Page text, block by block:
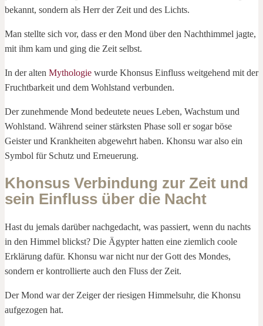
bekannt, sondern als Herr der Zeit und des Lichts.
Man stellte sich vor, dass er den Mond über den Nachthimmel jagte,
mit ihm kam und ging die Zeit selbst.
In der alten Mythologie wurde Khonsus Einfluss weitgehend mit der
Fruchtbarkeit und dem Wohlstand verbunden.
Der zunehmende Mond bedeutete neues Leben, Wachstum und
Wohlstand. Während seiner stärksten Phase soll er sogar böse
Geister und Krankheiten abgewehrt haben. Khonsu war also ein
Symbol für Schutz und Erneuerung.
Khonsus Verbindung zur Zeit und
sein Einfluss über die Nacht
Hast du jemals darüber nachgedacht, was passiert, wenn du nachts
in den Himmel blickst? Die Ägypter hatten eine ziemlich coole
Erklärung dafür. Khonsu war nicht nur der Gott des Mondes,
sondern er kontrollierte auch den Fluss der Zeit.
Der Mond war der Zeiger der riesigen Himmelsuhr, die Khonsu
aufgezogen hat.